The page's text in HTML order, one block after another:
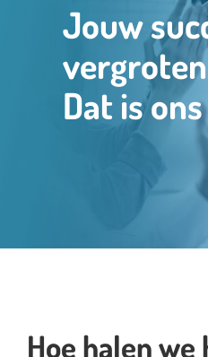
Jouw
Dat is
Hoe halen